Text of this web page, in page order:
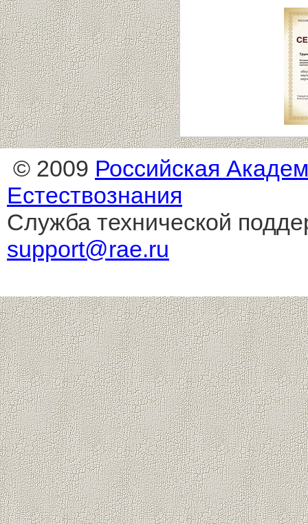
© 2009 Российская
Естествознания
Служба технической
support@rae.ru